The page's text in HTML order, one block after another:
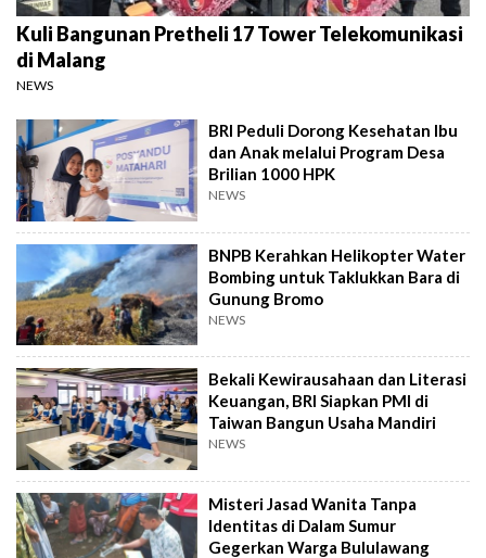
Kuli Bangunan Pretheli 17 Tower Telekomunikasi
di Malang
NEWS
BRI Peduli Dorong Kesehatan Ibu
dan Anak melalui Program Desa
Brilian 1000 HPK
NEWS
BNPB Kerahkan Helikopter Water
Bombing untuk Taklukkan Bara di
Gunung Bromo
NEWS
Bekali Kewirausahaan dan Literasi
Keuangan, BRI Siapkan PMI di
Taiwan Bangun Usaha Mandiri
NEWS
Misteri Jasad Wanita Tanpa
Identitas di Dalam Sumur
Gegerkan Warga Bululawang